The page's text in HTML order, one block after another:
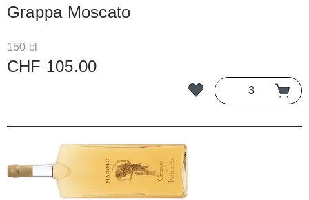
Grappa Moscato
150 cl
CHF 105.00